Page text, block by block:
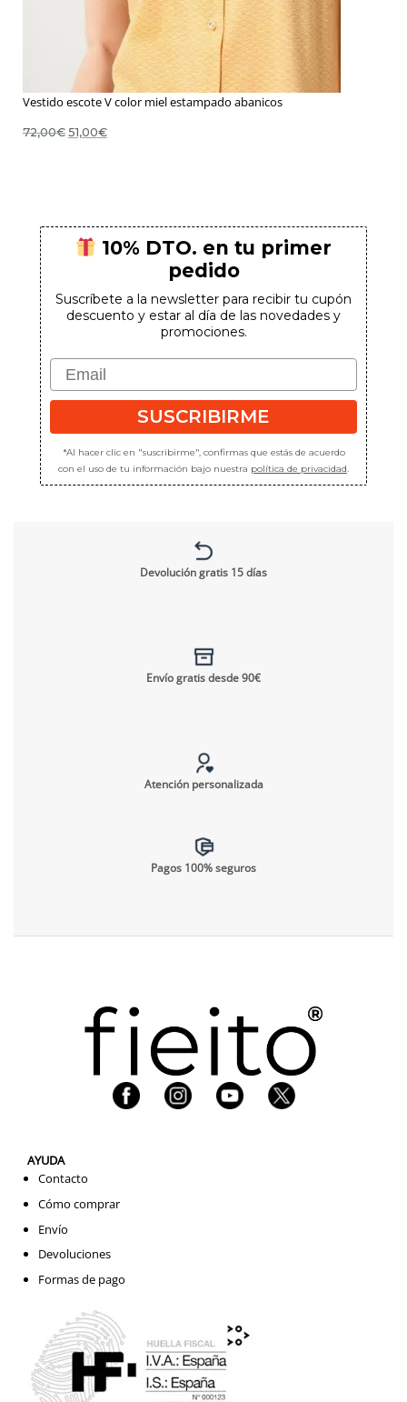
Vestido escote V color miel estampado abanicos
72,00€ El
precio
51,00€El
precio
10% DTO. en tu primer
pedido
Suscríbete a la newsletter para recibir tu cupón
descuento y estar al día de las novedades y
promociones.
Email
SUSCRIBIRME
*Al hacer clic en "suscribirme", confirmas que estás de acuerdo
con el uso de tu información bajo nuestra política de privacidad.
Devolución gratis 15 días
Envío gratis desde 90€
Atención personalizada
Pagos 100% seguros
AYUDA
Contacto
Cómo comprar
Envío
Devoluciones
Formas de pago